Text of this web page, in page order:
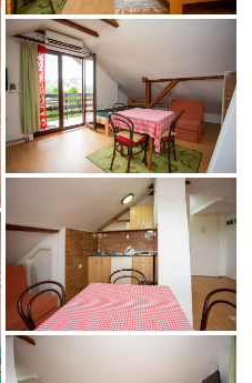
img-
v
img-
v